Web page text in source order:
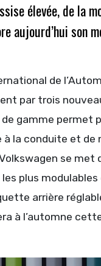
élevée, de la
aujourd’hui son
de
par trois
gamme permet
à la conduite et de
se met
plus modulables
arrière
à l’automne